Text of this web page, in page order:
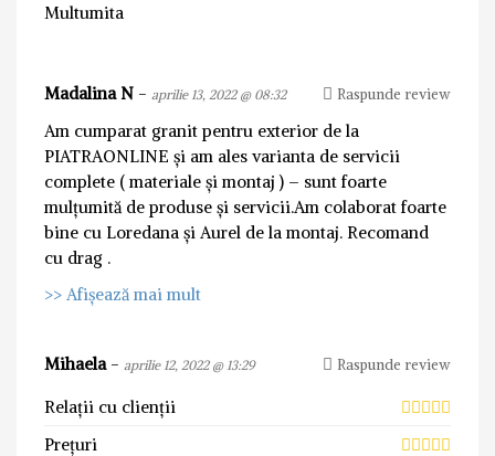
Multumita
Madalina N - aprilie 13, 2022 @ 08:32 Raspunde review
Am cumparat granit pentru exterior de la
PIATRAONLINE și am ales varianta de servicii
complete ( materiale și montaj ) – sunt foarte
mulțumită de produse și servicii.Am colaborat foarte
bine cu Loredana și Aurel de la montaj. Recomand
cu drag .
>> Afișează mai mult
Mihaela- aprilie 12, 2022 @ 13:29 Raspunde review
Relații cu clienții
Prețuri